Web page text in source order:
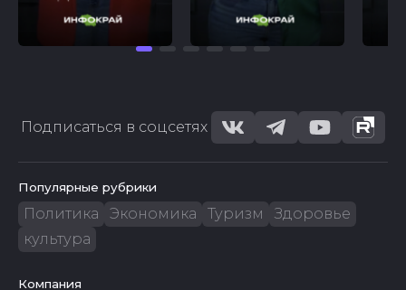
Подписаться в соцсетях
Популярные рубрики
Политика Экономика Туризм
Здоровье
культура
Компания